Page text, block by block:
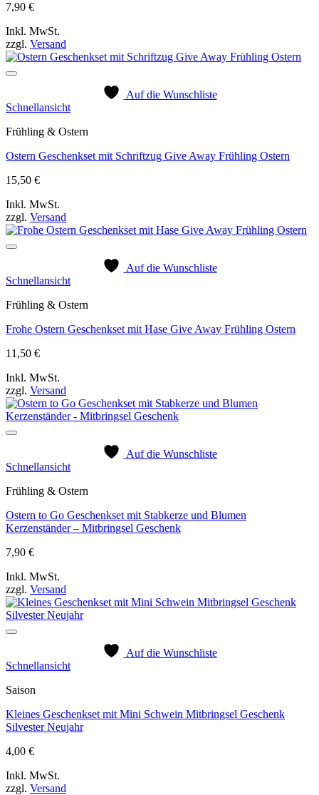
7,90 €
Inkl. MwSt.
zzgl. Versand
Auf die Wunschliste
Schnellansicht
Frühling & Ostern
Ostern Geschenkset mit Schriftzug Give Away Frühling Ostern
15,50 €
Inkl. MwSt.
zzgl. Versand
Auf die Wunschliste
Schnellansicht
Frühling & Ostern
Frohe Ostern Geschenkset mit Hase Give Away Frühling Ostern
11,50 €
Inkl. MwSt.
zzgl. Versand
Auf die Wunschliste
Schnellansicht
Frühling & Ostern
Ostern to Go Geschenkset mit Stabkerze und Blumen
Kerzenständer – Mitbringsel Geschenk
7,90 €
Inkl. MwSt.
zzgl. Versand
Auf die Wunschliste
Schnellansicht
Saison
Kleines Geschenkset mit Mini Schwein Mitbringsel Geschenk
Silvester Neujahr
4,00 €
Inkl. MwSt.
zzgl. Versand